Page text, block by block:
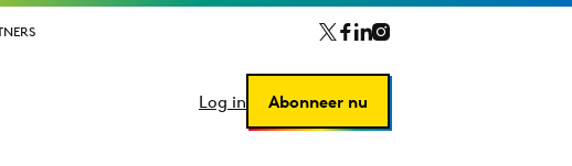
Log in Abonneer nu
Log in Abonneer nu